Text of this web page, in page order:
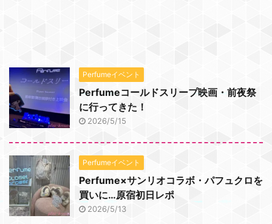
Perfumeイベント
Perfumeコールドスリープ映画・前夜祭
に行ってきた！
2026/5/15
Perfumeイベント
Perfume×サンリオコラボ・パフュクロを
買いに…原宿初日レポ
2026/5/13